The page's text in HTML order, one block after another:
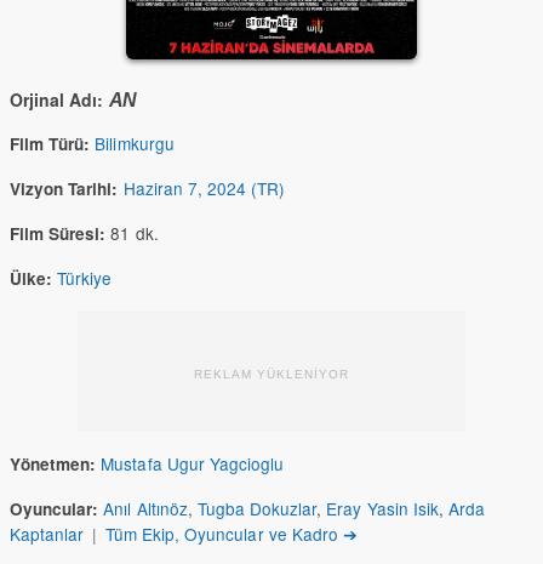
Orjinal Adı: AN
Film Türü: Bilimkurgu
Vizyon Tarihi: Haziran 7, 2024 (TR)
Film Süresi: 81 dk.
Ülke: Türkiye
REKLAM YÜKLENİYOR
Yönetmen: Mustafa Ugur Yagcioglu
Oyuncular: Anıl Altınöz, Tugba Dokuzlar, Eray Yasin Isik, Arda
Kaptanlar | Tüm Ekip, Oyuncular ve Kadro ➔